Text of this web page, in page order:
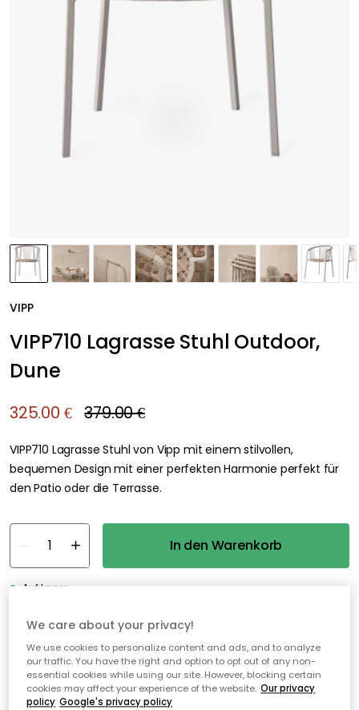
VIPP
VIPP710 Lagrasse Stuhl Outdoor,
Dune
325.00 € 379.00 €
VIPP710 Lagrasse Stuhl von Vipp mit einem stilvollen,
bequemen Design mit einer perfekten Harmonie perfekt für
den Patio oder die Terrasse.
In den Warenkorb
Auf Lager
Sichere Zahlungen
Kostenloser Versand ab 49€*
We care about your privacy!
We use cookies to personalize content and ads, and to analyze
our traffic. You have the right and option to opt out of any non-
essential cookies while using our site. However, blocking certain
cookies may affect your experience of the website. Our privacy
policy Google's privacy policy